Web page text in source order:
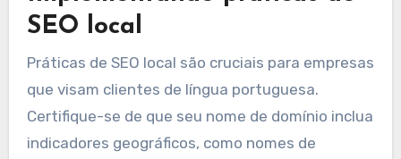
SEO local
Práticas de SEO local são cruciais para empresas
que visam clientes de língua portuguesa.
Certifique-se de que seu nome de domínio inclua
indicadores geográficos, como nomes de